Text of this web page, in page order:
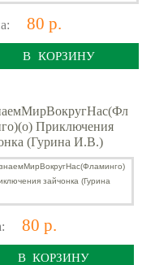
80 р.
В КОРЗИНУ
Приключения
(Гурина И.В.)
80 р.
В КОРЗИНУ